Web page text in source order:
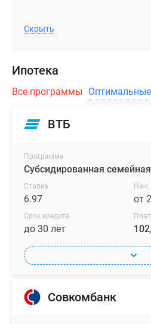
Скрыть
Ипотека
Все программы
ВТБ
Программа
Субсидированная
Ставка
6.97
Нач.
от
Срок кредита
до 30 лет
Совкомбанк